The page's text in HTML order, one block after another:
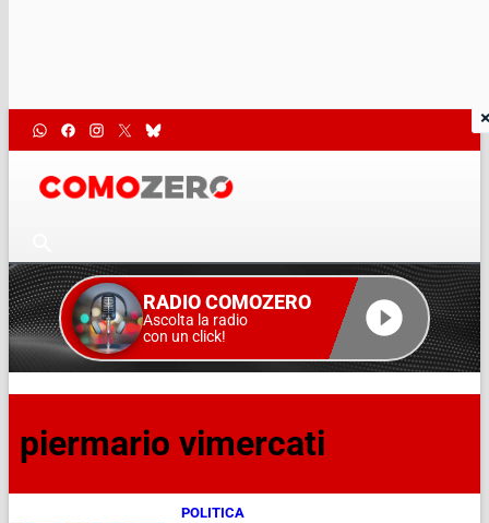
RADIO COMOZERO
Ascolta la radio
con un click!
piermario vimercati
POLITICA